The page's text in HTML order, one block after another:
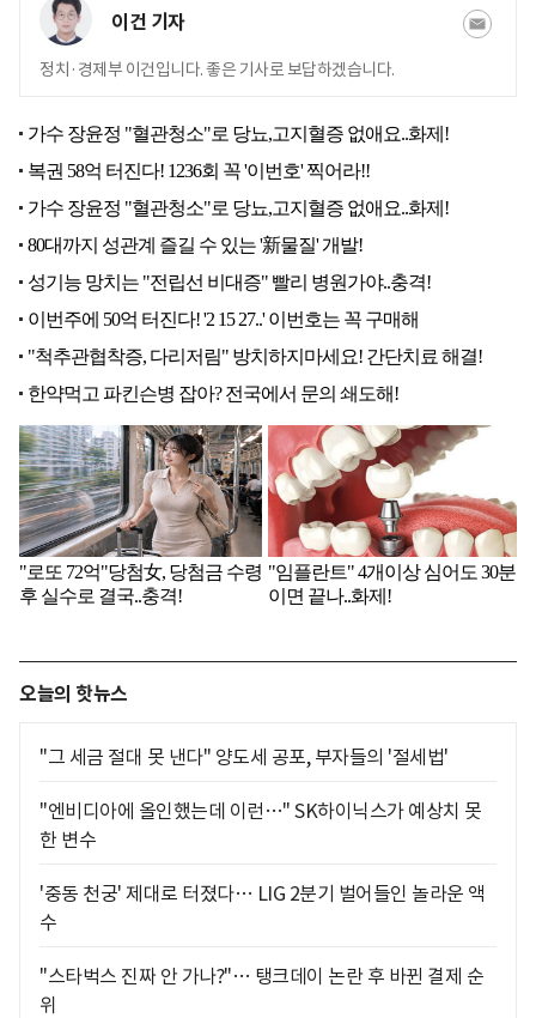
이건 기자
정치·경제부 이건입니다. 좋은 기사로 보답하겠습니다.
오늘의 핫뉴스
"그 세금 절대 못 낸다" 양도세 공포, 부자들의 '절세법'
"엔비디아에 올인했는데 이런…" SK하이닉스가 예상치 못
한 변수
'중동 천궁' 제대로 터졌다… LIG 2분기 벌어들인 놀라운 액
수
"스타벅스 진짜 안 가나?"… 탱크데이 논란 후 바뀐 결제 순
위